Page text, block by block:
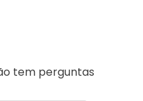
tem perguntas